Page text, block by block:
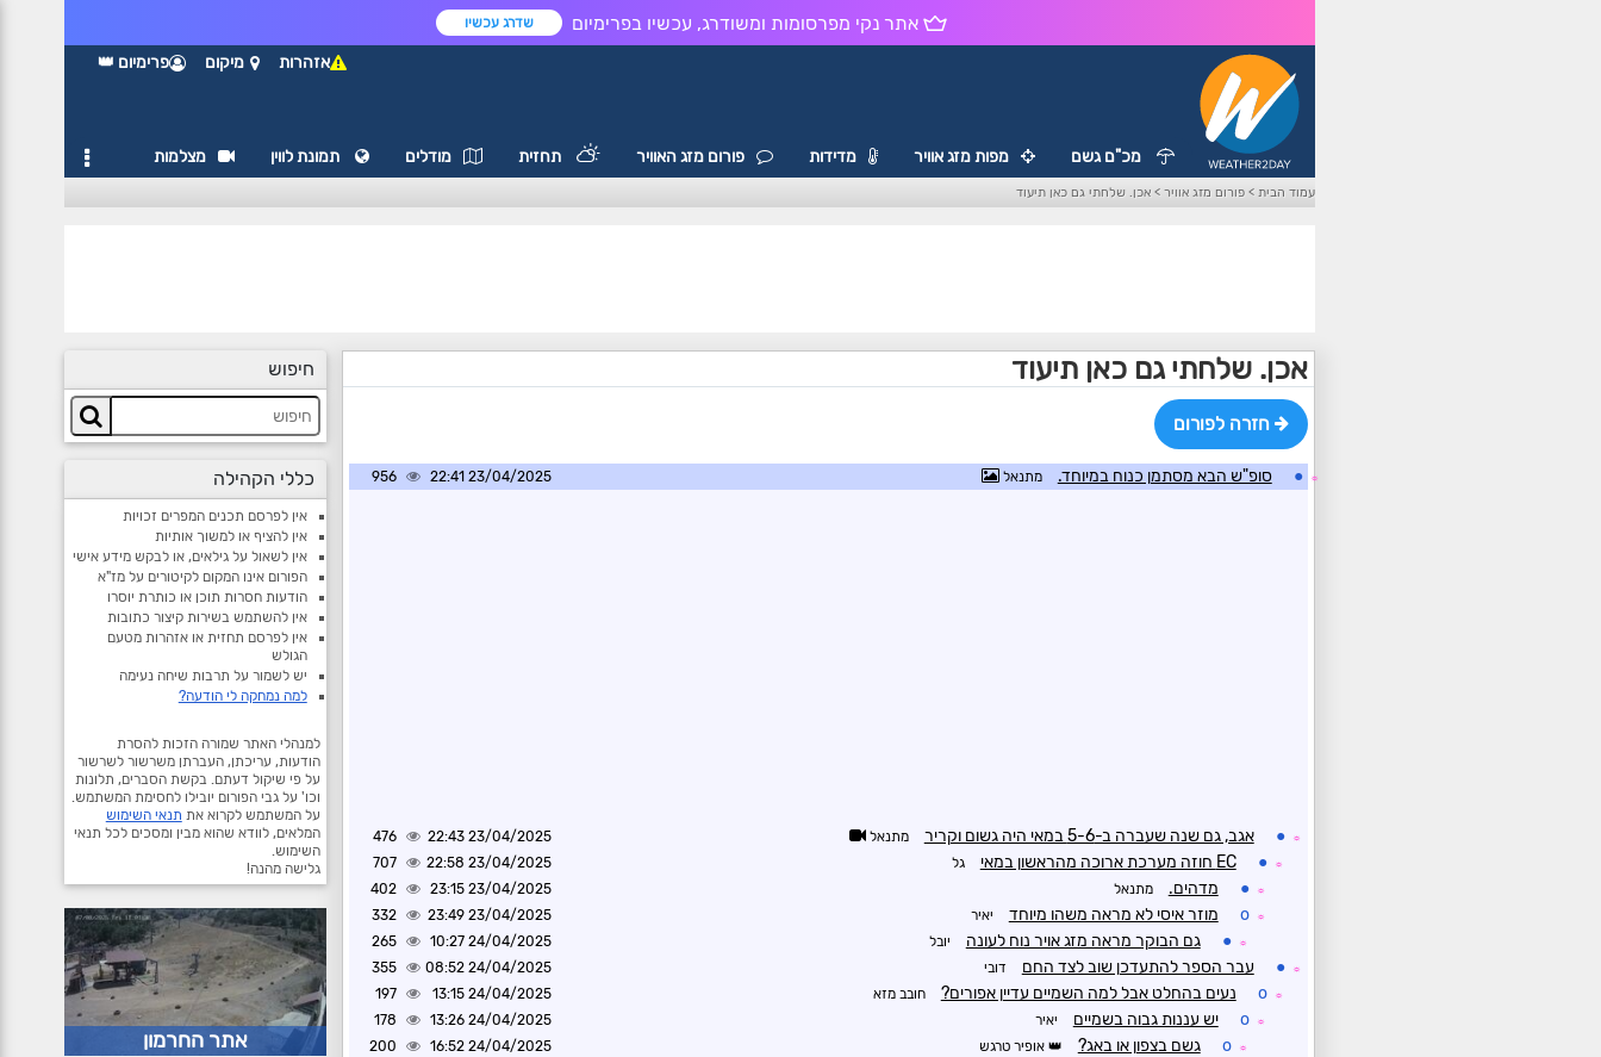
אתר נקי מפרסומות ומשודרג, עכשיו בפרימיום שדרג עכשיו
אזהרות מיקום פרימיום 👑
מכ"ם גשם מפות מזג אוויר מדידות פורום מזג האוויר תחזית מודלים תמונת לווין מצלמות
עמוד הבית >פורום מזג אוויר >אכן. שלחתי גם כאן תיעוד
אכן. שלחתי גם כאן תיעוד
חזרה לפורום
☼
● סופ"ש הבא מסתמן כנוח במיוחד. מתנאל 23/04/2025 22:41
956
☼
● אגב, גם שנה שעברה ב-5-6 במאי היה גשום וקריר מתנאל 23/04/2025 22:43
476
☼
● EC חוזה מערכת ארוכה מהראשון במאי גל 23/04/2025 22:58
707
☼
● מדהים. מתנאל 23/04/2025 23:15
402
☼
o מוזר איסי לא מראה משהו מיוחד יאיר 23/04/2025 23:49
332
☼
● גם הבוקר מראה מזג אויר נוח לעונה יובל 24/04/2025 10:27
265
☼
● עבר הספר להתעדכן שוב לצד החם דובי 24/04/2025 08:52
355
☼
o נעים בהחלט אבל למה השמיים עדיין אפורים? חובב מזא 24/04/2025 13:15
197
☼
o יש עננות גבוה בשמיים יאיר 24/04/2025 13:26
178
☼
o גשם בצפון או באג? אופיר טרגש 24/04/2025 16:52
200
חיפוש
כללי הקהילה
אין לפרסם תכנים המפרים זכויות
אין להציף או למשוך אותיות
אין לשאול על גילאים, או לבקש מידע אישי
הפורום אינו המקום לקיטורים על מז"א
הודעות חסרות תוכן או כותרת יוסרו
אין להשתמש בשירות קיצור כתובות
אין לפרסם תחזית או אזהרות מטעם
הגולש
יש לשמור על תרבות שיחה נעימה
למה נמחקה לי הודעה?
למנהלי האתר שמורה הזכות להסרת
הודעות, עריכתן, העברתן משרשור לשרשור
על פי שיקול דעתם. בקשת הסברים, תלונות
וכו' על גבי הפורום יובילו לחסימת המשתמש.
על המשתמש לקרוא את תנאי השימוש
המלאים, לוודא שהוא מבין ומסכים לכל תנאי
השימוש.
גלישה מהנה!
אתר החרמון